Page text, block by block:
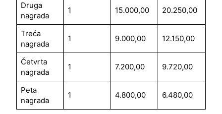
Druga
nagrada
1 15.000,00 20.250,00
Treća
nagrada
1 9.000,00 12.150,00
Četvrta
nagrada
1 7.200,00 9.720,00
Peta
nagrada
1 4.800,00 6.480,00